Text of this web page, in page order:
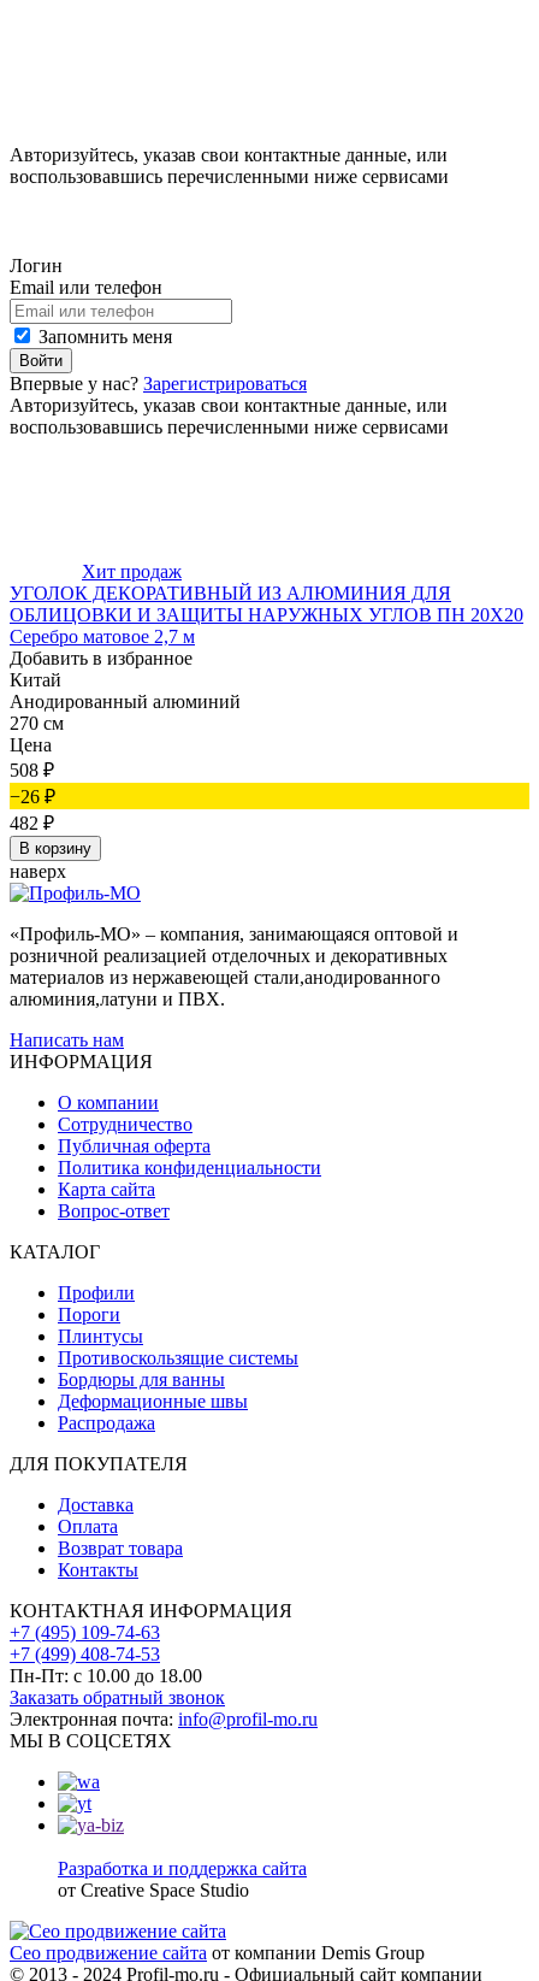
Авторизуйтесь, указав свои контактные данные, или
воспользовавшись перечисленными ниже сервисами
Логин
Email или телефон
Запомнить меня
Войти
Впервые у нас? Зарегистрироваться
Авторизуйтесь, указав свои контактные данные, или
воспользовавшись перечисленными ниже сервисами
Хит продаж
УГОЛОК ДЕКОРАТИВНЫЙ ИЗ АЛЮМИНИЯ ДЛЯ
ОБЛИЦОВКИ И ЗАЩИТЫ НАРУЖНЫХ УГЛОВ ПН 20Х20
Серебро матовое 2,7 м
Добавить в избранное
Китай
Анодированный алюминий
270 см
Цена
508 ₽
−26 ₽
482 ₽
В корзину
наверх
«Профиль-МО» – компания, занимающаяся оптовой и
розничной реализацией отделочных и декоративных
материалов из нержавеющей стали,анодированного
алюминия,латуни и ПВХ.
Написать нам
ИНФОРМАЦИЯ
О компании
Сотрудничество
Публичная оферта
Политика конфиденциальности
Карта сайта
Вопрос-ответ
КАТАЛОГ
Профили
Пороги
Плинтусы
Противоскользящие системы
Бордюры для ванны
Деформационные швы
Распродажа
ДЛЯ ПОКУПАТЕЛЯ
Доставка
Оплата
Возврат товара
Контакты
КОНТАКТНАЯ ИНФОРМАЦИЯ
+7 (495) 109-74-63
+7 (499) 408-74-53
Пн-Пт: с 10.00 до 18.00
Заказать обратный звонок
Электронная почта: info@profil-mo.ru
МЫ В СОЦСЕТЯХ
Разработка и поддержка сайта
от Creative Space Studio
Сео продвижение сайта от компании Demis Group
© 2013 - 2024 Profil-mo.ru - Официальный сайт компании